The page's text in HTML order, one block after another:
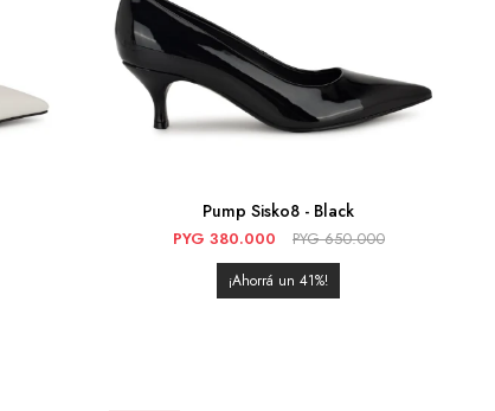
Pump Sisko8 - Black
PYG 380.000 PYG 650.000
41